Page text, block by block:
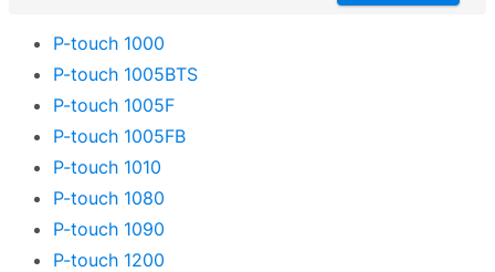
P-touch 1000
P-touch 1005BTS
P-touch 1005F
P-touch 1005FB
P-touch 1010
P-touch 1080
P-touch 1090
P-touch 1200